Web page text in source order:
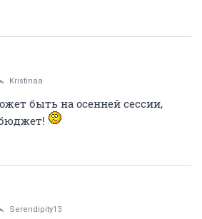
Kristinaa
быть на осенней сессии,
Serendipity13